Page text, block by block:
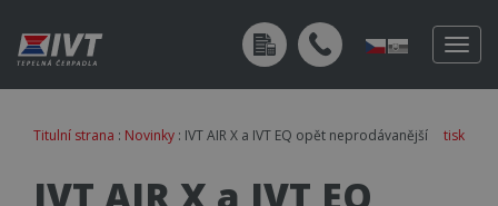
tisk
Titulní strana : Novinky : IVT AIR X a IVT EQ opět neprodávanější